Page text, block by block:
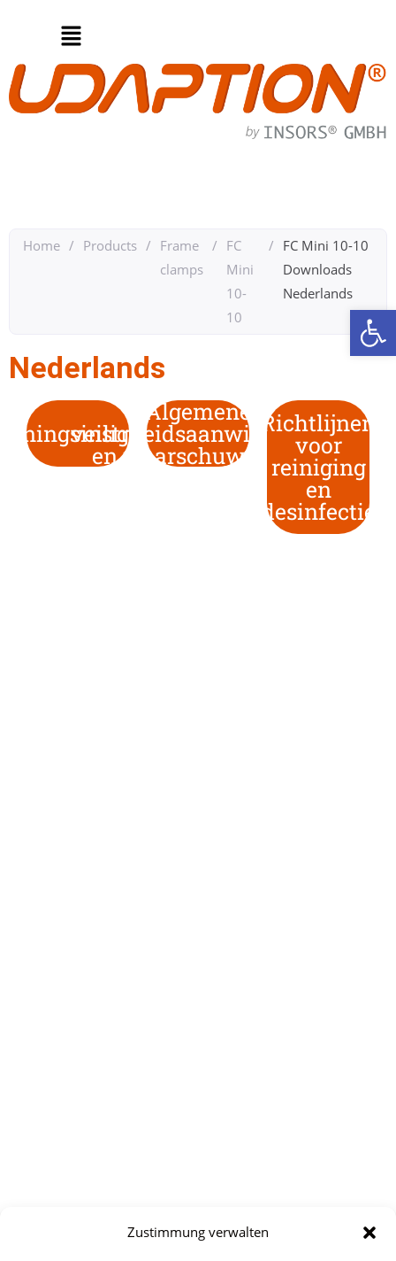
Zustimmung verwalten
Home / Products / Frame
clamps
/ FC
Mini
10-
10
/ FC Mini 10-10​
Downloads​
Nederlands​
Nederlands
Algemene
veiligheidsaanwijzingen
en waarschuwingen
Richtlijnen
voor
reiniging
en
desinfectie